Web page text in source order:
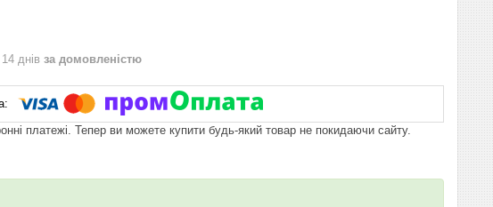
днів за домовленістю
платежі. Тепер ви можете купити будь-який товар не покидаючи сайту.